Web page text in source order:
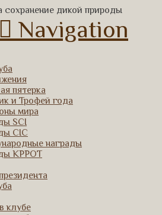
сохранение дикой природы
Navigation
пятерка
и Трофей года
мира
SCI
CIC
награды
КРРОТ
клубе